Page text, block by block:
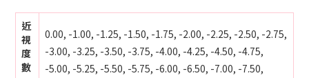
近
視
度
數
0.00, -1.00, -1.25, -1.50, -1.75, -2.00, -2.25, -2.50, -2.75,
-3.00, -3.25, -3.50, -3.75, -4.00, -4.25, -4.50, -4.75,
-5.00, -5.25, -5.50, -5.75, -6.00, -6.50, -7.00, -7.50,